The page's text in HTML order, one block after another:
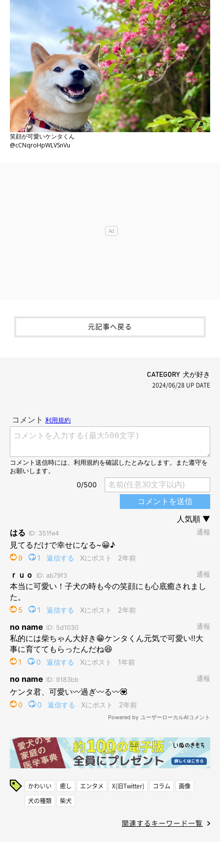
笑顔が可愛いケンタくん
@cCNqroHpWLVSnVu
元記事へ戻る
CATEGORY 犬が好き
2024/06/28 UP DATE
かわいい 癒し エンタメ X(旧Twitter) コラム
画像
犬の種類
柴犬
関連するキーワード一覧